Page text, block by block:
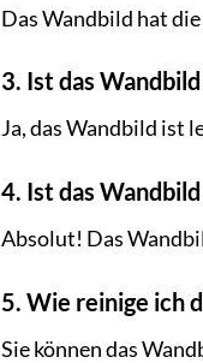
Das Wandbild hat
3. Ist das
Ja, das Wandbild ist
4. Ist das
Absolut! Das
5. Wie reinige ich
Sie können das